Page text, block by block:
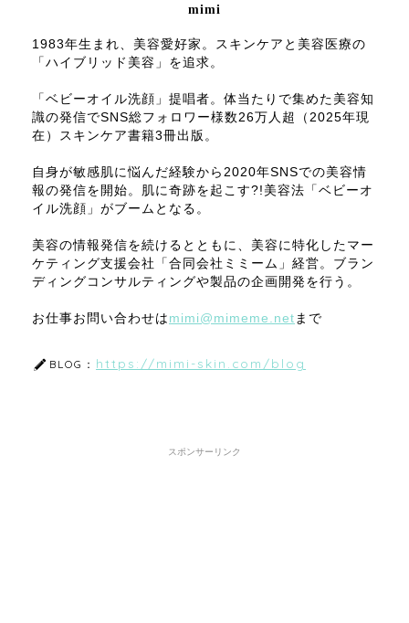
mimi
1983年生まれ、美容愛好家。スキンケアと美容医療の
「ハイブリッド美容」を追求。
「ベビーオイル洗顔」提唱者。体当たりで集めた美容知
識の発信でSNS総フォロワー様数26万人超（2025年現
在）スキンケア書籍3冊出版。
自身が敏感肌に悩んだ経験から2020年SNSでの美容情
報の発信を開始。肌に奇跡を起こす?!美容法「ベビーオ
イル洗顔」がブームとなる。
美容の情報発信を続けるとともに、美容に特化したマー
ケティング支援会社「合同会社ミミーム」経営。ブラン
ディングコンサルティングや製品の企画開発を行う。
お仕事お問い合わせは mimi@mimeme.net まで
BLOG： https://mimi-skin.com/blog
スポンサーリンク